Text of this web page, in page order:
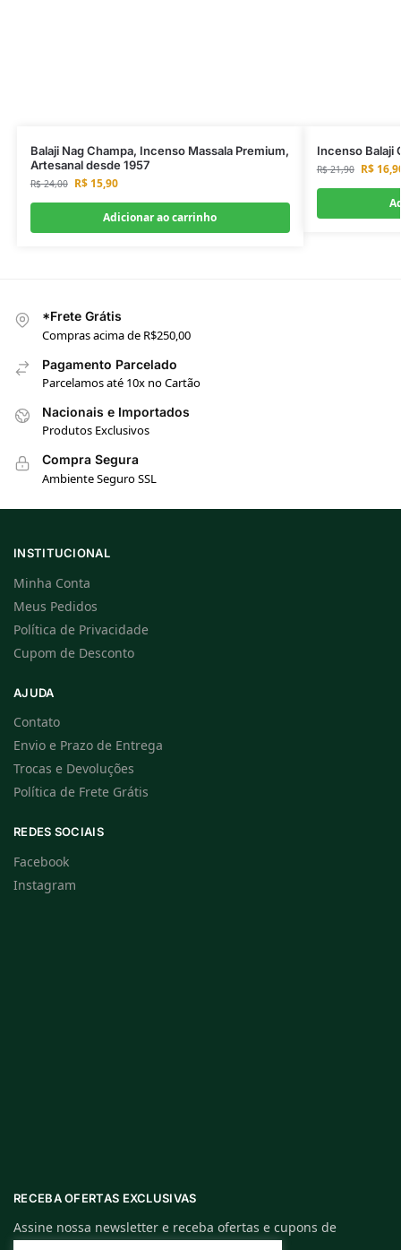
Balaji Nag Champa, Incenso Massala Premium,
Artesanal desde 1957
R$24,00 R$15,90
Adicionar ao carrinho
Incenso Balaji
R$21,90 R$
*Frete Grátis
Compras acima de R$250,00
Pagamento Parcelado
Parcelamos até 10x no Cartão
Nacionais e Importados
Produtos Exclusivos
Compra Segura
Ambiente Seguro SSL
INSTITUCIONAL
Minha Conta
Meus Pedidos
Política de Privacidade
Cupom de Desconto
AJUDA
Contato
Envio e Prazo de Entrega
Trocas e Devoluções
Política de Frete Grátis
REDES SOCIAIS
Facebook
Instagram
RECEBA OFERTAS EXCLUSIVAS
Assine nossa newsletter e receba ofertas e cupons de